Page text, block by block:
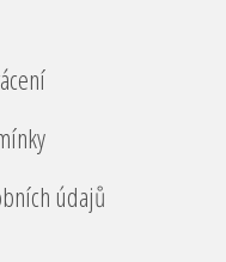
údajů